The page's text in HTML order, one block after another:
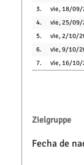
3.
vie, 18/09/
4.
vie, 25/09/
5.
vie, 2/10/
6.
vie, 9/10/
7.
vie, 16/10/
Zielgruppe
Fecha de